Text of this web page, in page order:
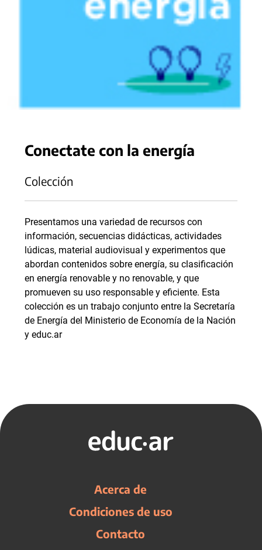
Conectate con la energía
Colección
Presentamos una variedad de recursos con
información, secuencias didácticas, actividades
lúdicas, material audiovisual y experimentos que
abordan contenidos sobre energía, su clasificación
en energía renovable y no renovable, y que
promueven su uso responsable y eficiente. Esta
colección es un trabajo conjunto entre la Secretaría
de Energía del Ministerio de Economía de la Nación
y educ.ar
Acerca de
Condiciones de uso
Contacto